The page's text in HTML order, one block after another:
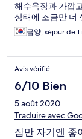
해수욕장과 가깝
상태에 조금만 더
금양, séjour de
Avis vérifié
6/10 Bien
5 août 2020
Traduire avec
잠만 자기엔 좋